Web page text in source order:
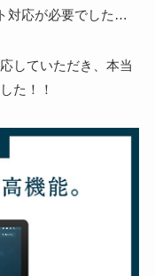
対応が必要でした…
していただき、本当
た！！